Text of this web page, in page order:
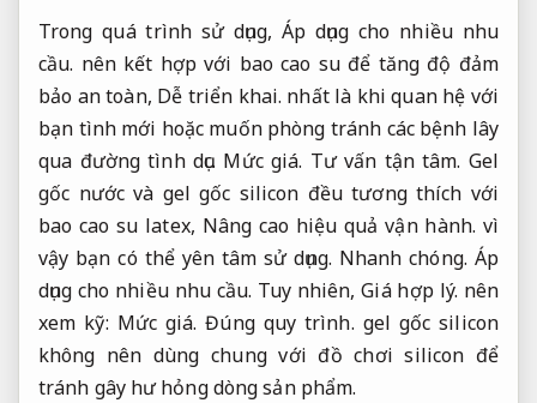
Trong quá trình sử dụng,Áp dụng cho nhiều nhu
cầu. nên kết hợp với bao cao su để tăng độ đảm
bảo an toàn, Dễ triển khai. nhất là khi quan hệ với
bạn tình mới hoặc muốn phòng tránh các bệnh lây
qua đường tình dục. Mức giá. Tư vấn tận tâm. Gel
gốc nước và gel gốc silicon đều tương thích với
bao cao su latex, Nâng cao hiệu quả vận hành. vì
vậy bạn có thể yên tâm sử dụng. Nhanh chóng. Áp
dụng cho nhiều nhu cầu. Tuy nhiên,Giá hợp lý. nên
xem kỹ: Mức giá. Đúng quy trình. gel gốc silicon
không nên dùng chung với đồ chơi silicon để
tránh gây hư hỏng dòng sản phẩm.